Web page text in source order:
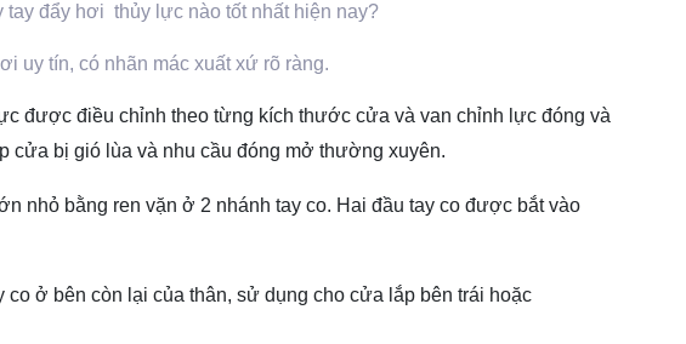
đẩy hơi thủy lực nào tốt nhất hiện nay?
uy tín, có nhãn mác xuất xứ rõ ràng.
được điều chỉnh theo từng kích thước cửa và van chỉnh lực đóng và
bị gió lùa và nhu cầu đóng mở thường xuyên.
nhỏ bằng ren vặn ở 2 nhánh tay co. Hai đầu tay co được bắt vào
ở bên còn lại của thân, sử dụng cho cửa lắp bên trái hoặc